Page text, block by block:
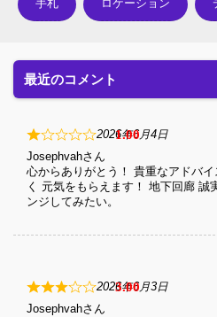
手札 ロケーション
最近のコメント
1
2026年6月4日
心からありがとう！ 貴重なアドバ
く 元気をもらえます！ 地下回廊
ンジしてみたい。
Josephvah
3
2026年6月3日
Josephvah